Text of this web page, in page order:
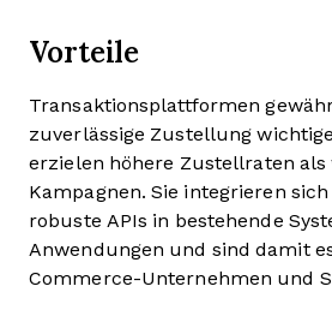
Vorteile
Transaktionsplattformen
zuverlässige Zustellung
erzielen höhere Zustellraten als
Kampagnen. Sie integrieren
robuste APIs in bestehende
Anwendungen und sind damit
Commerce-Unternehmen und